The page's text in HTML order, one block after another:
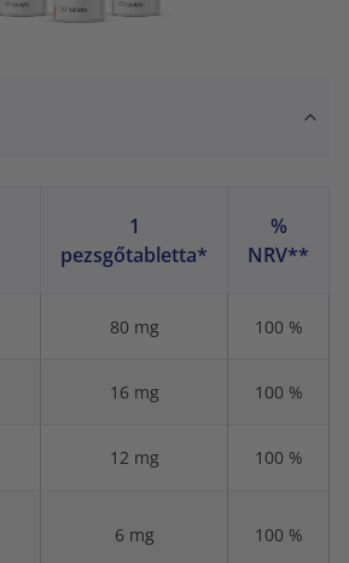
1
pezsgőtabletta*
%
NRV**
80 mg 100 %
16 mg 100 %
12 mg 100 %
6 mg 100 %